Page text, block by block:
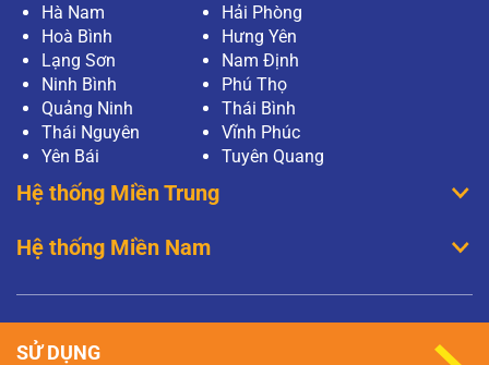
Hà Nam
Hải Phòng
Hoà Bình
Hưng Yên
Lạng Sơn
Nam Định
Ninh Bình
Phú Thọ
Quảng Ninh
Thái Bình
Thái Nguyên
Vĩnh Phúc
Yên Bái
Tuyên Quang
Hệ thống Miền Trung
Hệ thống Miền Nam
SỬ DỤNG